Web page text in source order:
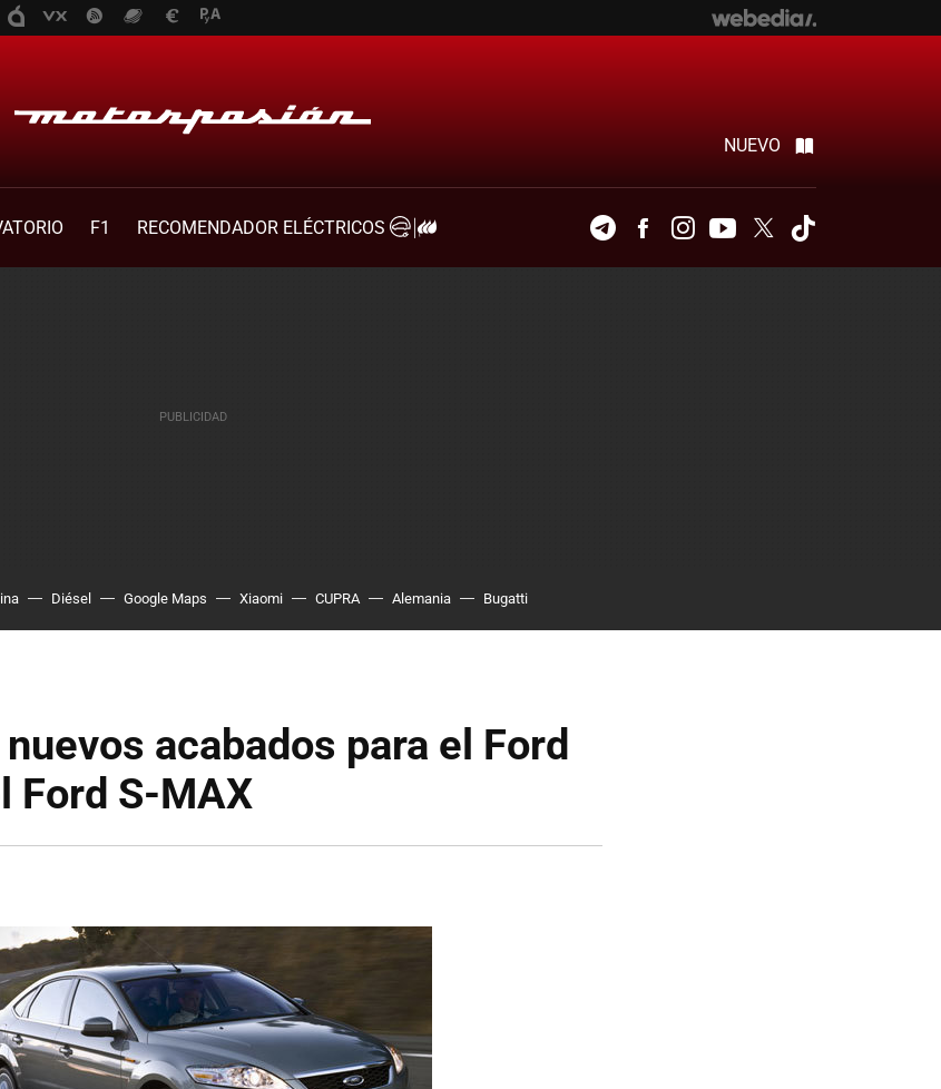
NUEVO
F1
RECOMENDADOR ELÉCTRICOS
TelegramFacebookInstagramYoutubeTwitter
Diésel Google Maps Xiaomi CUPRA Alemania Bugatti
acabados para el Ford
Ford S-MAX